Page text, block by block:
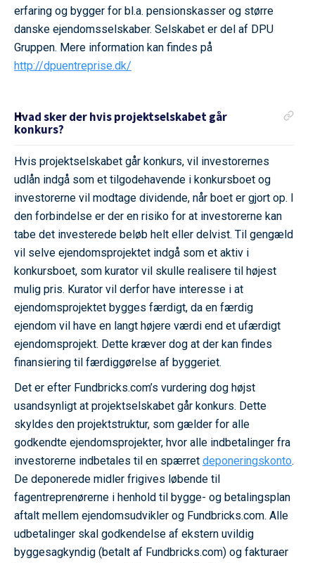
erfaring og bygger for bl.a. pensionskasser og større
danske ejendomsselskaber. Selskabet er del af DPU
Gruppen. Mere information kan findes på
http://dpuentreprise.dk/
Hvad sker der hvis projektselskabet går
konkurs?
Hvis projektselskabet går konkurs, vil investorernes
udlån indgå som et tilgodehavende i konkursboet og
investorerne vil modtage dividende, når boet er gjort op. I
den forbindelse er der en risiko for at investorerne kan
tabe det investerede beløb helt eller delvist. Til gengæld
vil selve ejendomsprojektet indgå som et aktiv i
konkursboet, som kurator vil skulle realisere til højest
mulig pris. Kurator vil derfor have interesse i at
ejendomsprojektet bygges færdigt, da en færdig
ejendom vil have en langt højere værdi end et ufærdigt
ejendomsprojekt. Dette kræver dog at der kan findes
finansiering til færdiggørelse af byggeriet.
Det er efter Fundbricks.com’s vurdering dog højst
usandsynligt at projektselskabet går konkurs. Dette
skyldes den projektstruktur, som gælder for alle
godkendte ejendomsprojekter, hvor alle indbetalinger fra
investorerne indbetales til en spærret deponeringskonto.
De deponerede midler frigives løbende til
fagentreprenørerne i henhold til bygge- og betalingsplan
aftalt mellem ejendomsudvikler og Fundbricks.com. Alle
udbetalinger skal godkendelse af ekstern uvildig
byggesagkyndig (betalt af Fundbricks.com) og fakturaer